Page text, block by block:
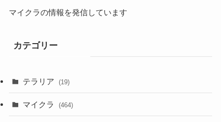
マイクラの情報を発信しています
カテゴリー
テラリア (19)
マイクラ (464)